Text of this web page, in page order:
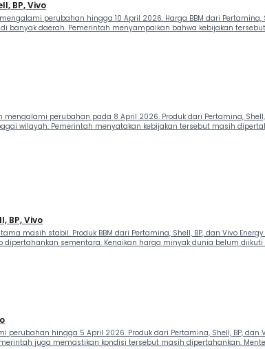
BP, Vivo
perubahan hingga 10 April 2026. Harga BBM dari
banyak daerah. Pemerintah menyampaikan bahwa kebijakan
perubahan pada 8 April 2026. Produk dari Pertamina,
wilayah. Pemerintah menyatakan kebijakan tersebut masih
BP, Vivo
masih stabil. Produk BBM dari Pertamina, Shell, BP, dan Vivo
sementara. Kenaikan harga minyak dunia belum diikuti
perubahan hingga 5 April 2026. Produk dari Pertamina, Shell, BP,
juga memastikan kondisi tersebut masih dipertahankan.